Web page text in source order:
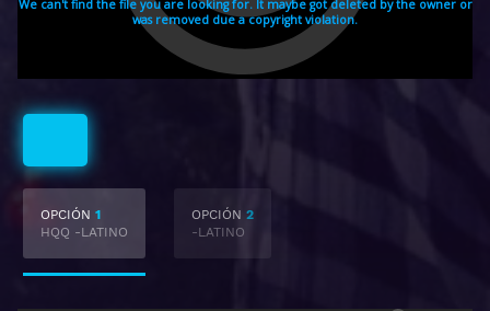
OPCIÓN 1
HQQ -LATINO
OPCIÓN 2
-LATINO